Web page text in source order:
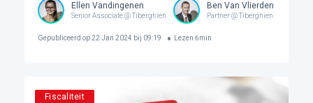
Ellen Vandingenen
Senior Associate @ Tiberghien
Ben Van Vlierden
Partner @ Tiberghien
Gepubliceerd op22 Jan 2024 bij 09:19 Lezen 6min
Fiscaliteit